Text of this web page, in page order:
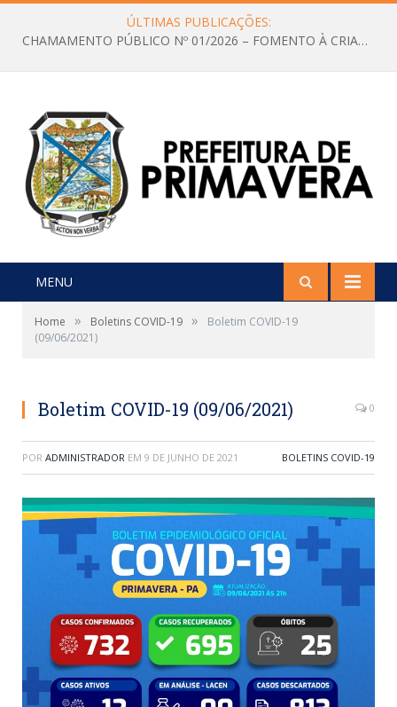
ÚLTIMAS PUBLICAÇÕES:
CHAMAMENTO PÚBLICO Nº 01/2026 – FOMENTO À CRIAÇÃO E A CIRCULAÇÃO DE PRODUÇÕES CULTURAIS – Aldir Blanc
MENU
Home » Boletins COVID-19 »
Boletim COVID-19
(09/06/2021)
Boletim COVID-19 (09/06/2021) 0
POR ADMINISTRADOR EM 9 DE JUNHO DE 2021 BOLETINS COVID-19